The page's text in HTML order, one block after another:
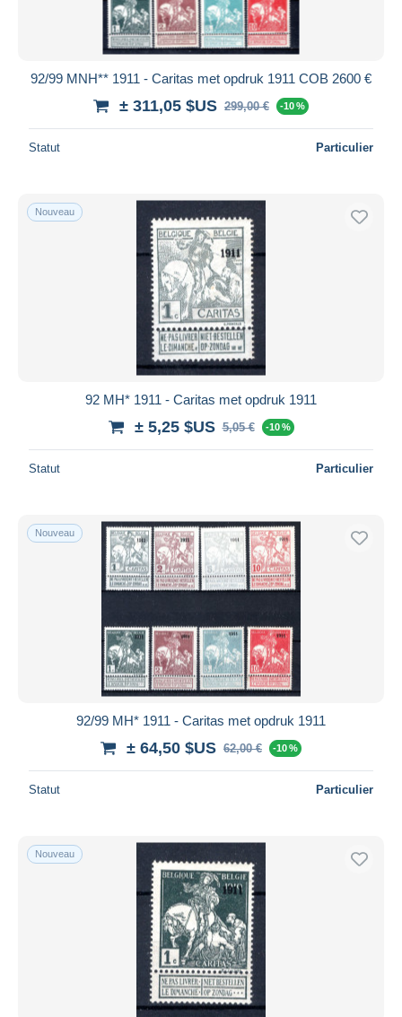
92/99 MNH** 1911 - Caritas met opdruk 1911 COB 2600 €
± 311,05 $US 299,00 € -10 %
Statut Particulier
Nouveau
92 MH* 1911 - Caritas met opdruk 1911
± 5,25 $US 5,05 € -10 %
Statut Particulier
Nouveau
92/99 MH* 1911 - Caritas met opdruk 1911
± 64,50 $US 62,00 € -10 %
Statut Particulier
Nouveau